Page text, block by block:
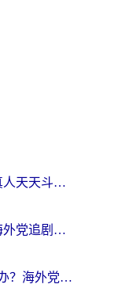
海外党必看：怎么在国外玩真人天天斗地主？附证券开户、音乐定位修改全攻略
他趣国外地区限制怎么办？海外党追剧听歌看直播的一站式解决方案
在英国用1号店地区限制怎么办？海外党必看的回国加速全攻略